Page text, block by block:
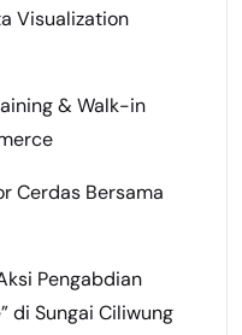
Visualization
& Walk-in
Cerdas Bersama
Pengabdian
di Sungai Ciliwung